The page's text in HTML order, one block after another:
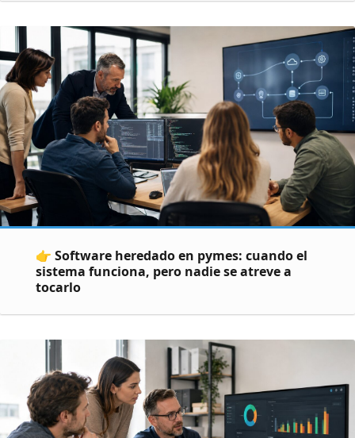
👉 Software heredado en pymes: cuando el
sistema funciona, pero nadie se atreve a
tocarlo